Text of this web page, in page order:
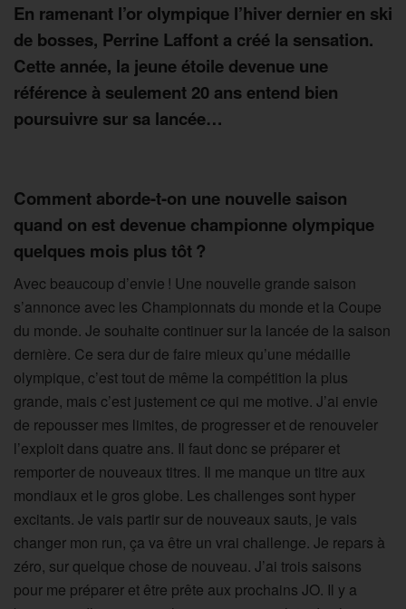
En ramenant l’or olympique l’hiver dernier en ski
de bosses, Perrine Laffont a créé la sensation.
Cette année, la jeune étoile devenue une
référence à seulement 20 ans entend bien
poursuivre sur sa lancée…
Comment aborde-t-on une nouvelle saison
quand on est devenue championne olympique
quelques mois plus tôt ?
Avec beaucoup d’envie ! Une nouvelle grande saison
s’annonce avec les Championnats du monde et la Coupe
du monde. Je souhaite continuer sur la lancée de la saison
dernière. Ce sera dur de faire mieux qu’une médaille
olympique, c’est tout de même la compétition la plus
grande, mais c’est justement ce qui me motive. J’ai envie
de repousser mes limites, de progresser et de renouveler
l’exploit dans quatre ans. Il faut donc se préparer et
remporter de nouveaux titres. Il me manque un titre aux
mondiaux et le gros globe. Les challenges sont hyper
excitants. Je vais partir sur de nouveaux sauts, je vais
changer mon run, ça va être un vrai challenge. Je repars à
zéro, sur quelque chose de nouveau. J’ai trois saisons
pour me préparer et être prête aux prochains JO. Il y a